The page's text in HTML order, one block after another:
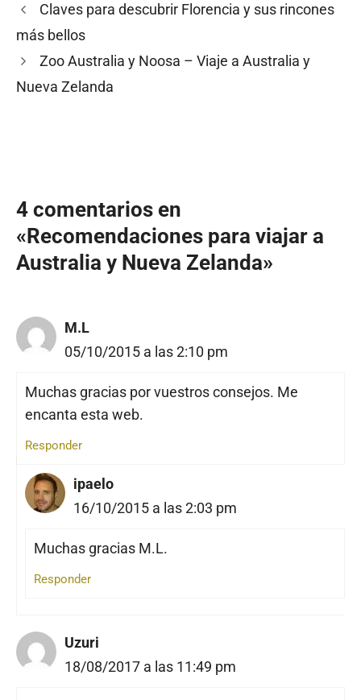
Claves para descubrir Florencia y sus rincones
más bellos
Zoo Australia y Noosa – Viaje a Australia y
Nueva Zelanda
4 comentarios en
«Recomendaciones para viajar a
Australia y Nueva Zelanda»
M.L
05/10/2015 a las 2:10 pm
Muchas gracias por vuestros consejos. Me
encanta esta web.
Responder
ipaelo
16/10/2015 a las 2:03 pm
Muchas gracias M.L.
Responder
Uzuri
18/08/2017 a las 11:49 pm